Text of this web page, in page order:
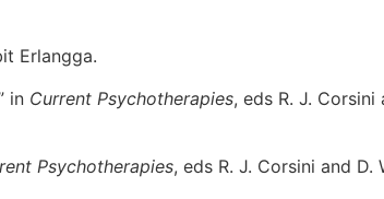
Erlangga.
in Current Psychotherapies, eds R. J.
Psychotherapies, eds R. J. Corsini and D.